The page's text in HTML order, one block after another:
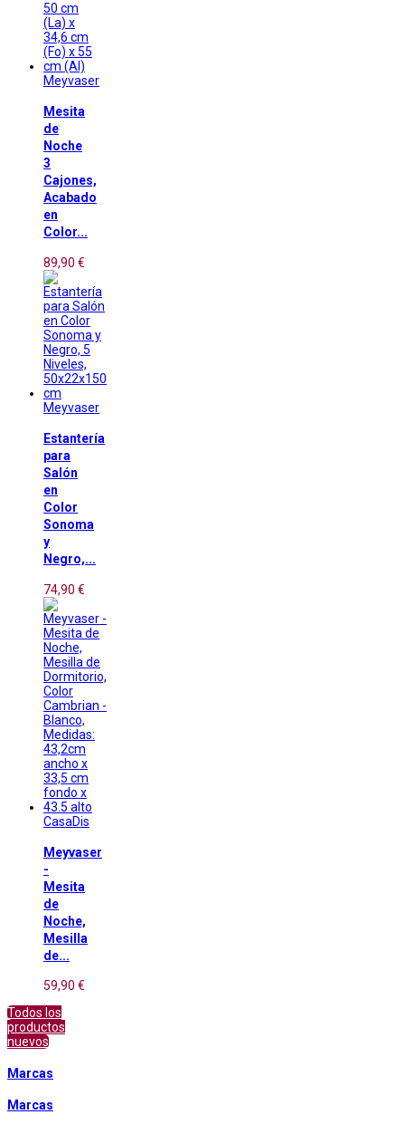
Meyvaser
Mesita
de
Noche
3
Cajones,
Acabado
en
Color...
89,90 €
Meyvaser
Estantería
para
Salón
en
Color
Sonoma
y
Negro,...
74,90 €
CasaDis
Meyvaser
-
Mesita
de
Noche,
Mesilla
de...
59,90 €
Todos los
productos
nuevos
Marcas
Marcas